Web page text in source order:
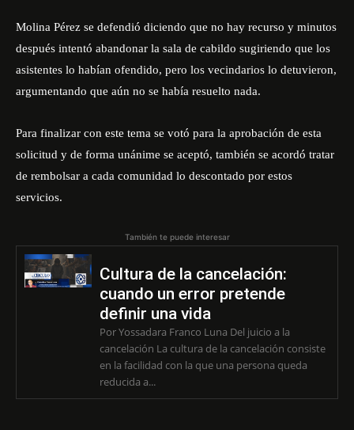
Molina Pérez se defendió diciendo que no hay recurso y minutos
después intentó abandonar la sala de cabildo sugiriendo que los
asistentes lo habían ofendido, pero los vecindarios lo detuvieron,
argumentando que aún no se había resuelto nada.
Para finalizar con este tema se votó para la aprobación de esta
solicitud y de forma unánime se aceptó, también se acordó tratar
de rembolsar a cada comunidad lo descontado por estos
servicios.
También te puede interesar
Cultura de la cancelación:
cuando un error pretende
definir una vida
Por Yossadara Franco Luna Del juicio a la
cancelación La cultura de la cancelación consiste
en la facilidad con la que una persona queda
reducida a...